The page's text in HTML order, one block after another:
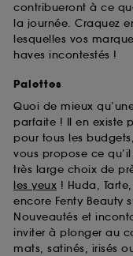
contribueront à ce
la journée. Craquez
lesquelles vos
haves incontestés !
Palettes
Quoi de mieux
parfaite ! Il en existe
pour tous les
vous propose ce
très large choix de
les yeux ! Huda,
encore Fenty Beauty
Nouveautés et
inviter à plonger au
mats, satinés, irisés